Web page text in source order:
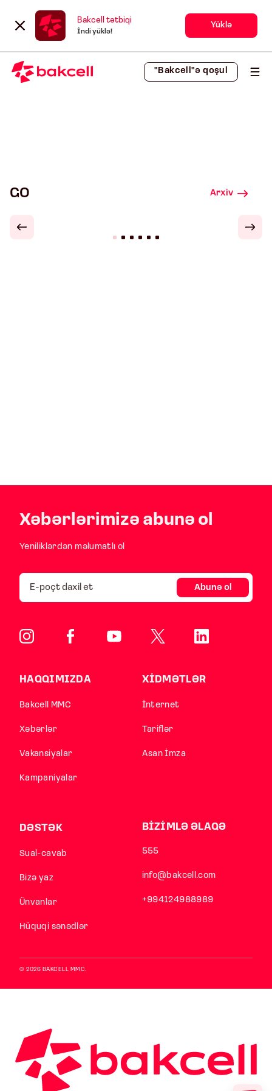
Bakcell tətbiqi
İndi yüklə!
Yüklə
"Bakcell"ə qoşul
GO Arxiv
Xəbərlərimizə abunə ol
Yeniliklərdən məlumatlı ol
Abunə ol
HAQQIMIZDA
Bakcell MMC
Xəbərlər
Vakansiyalar
Kampaniyalar
XİDMƏTLƏR
İnternet
Tariflər
Asan İmza
DƏSTƏK
Sual-cavab
Bizə yaz
Ünvanlar
Hüquqi sənədlər
BİZİMLƏ ƏLAQƏ
555
info@bakcell.com
+994124988989
© 2026 BAKCELL MMC.